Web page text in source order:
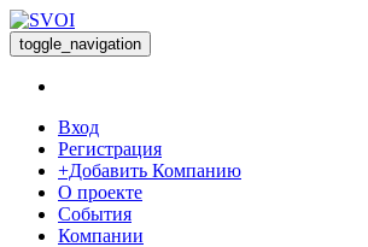
toggle_navigation
Вход
Регистрация
+Добавить Компанию
О проекте
События
Компании